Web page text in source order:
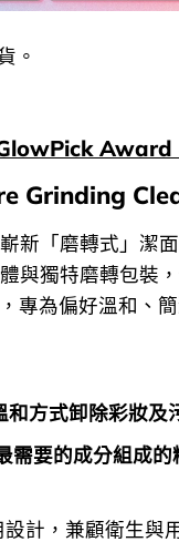
。
Award
Grinding
新「磨轉式」潔
與獨特磨轉包裝
專為偏好溫和、
方式卸除彩妝及
需要的成分組成的
計，兼顧衛生與